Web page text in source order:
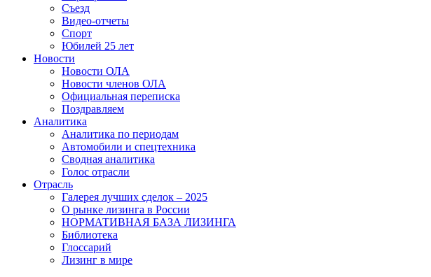
Съезд
Видео-отчеты
Спорт
Юбилей 25 лет
Новости
Новости ОЛА
Новости членов ОЛА
Официальная переписка
Поздравляем
Аналитика
Аналитика по периодам
Автомобили и спецтехника
Сводная аналитика
Голос отрасли
Отрасль
Галерея лучших сделок – 2025
О рынке лизинга в России
НОРМАТИВНАЯ БАЗА ЛИЗИНГА
Библиотека
Глоссарий
Лизинг в мире